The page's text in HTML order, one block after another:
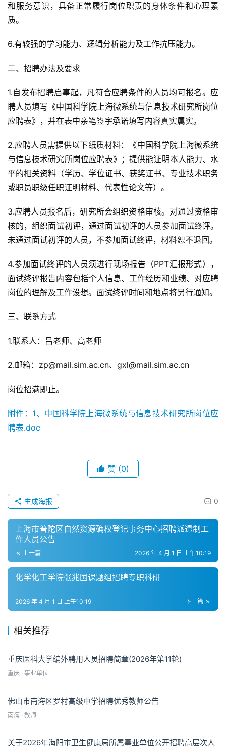
和服务意识，具备正常履行岗位职责的身体条件和心理素
质。
6.有较强的学习能力、逻辑分析能力及工作抗压能力。
二、招聘办法及要求
1.自发布招聘启事起，凡符合应聘条件的人员均可报名。应
聘人员填写《中国科学院上海微系统与信息技术研究所岗位
应聘表》，并在表中亲笔签字承诺填写内容真实属实。
2.应聘人员需提供以下纸质材料：《中国科学院上海微系统
与信息技术研究所岗位应聘表》；提供能证明本人能力、水
平的相关资料（学历、学位证书、获奖证书、专业技术职务
或职员职级任职证明材料、代表性论文等）。
3.应聘人员报名后，研究所会组织资格审核。对通过资格审
核的，组织面试初评，通过面试初评的人员参加面试终评。
未通过面试初评的人员，不参加面试终评，材料恕不退回。
4.参加面试终评的人员须进行现场报告（PPT汇报形式），
面试终评报告内容包括个人信息、工作经历和业绩、对应聘
岗位的理解及工作设想。面试终评时间和地点将另行通知。
三、联系方式
1.联系人：吕老师、高老师
2.邮箱：zp@mail.sim.ac.cn、gxl@mail.sim.ac.cn
岗位招满即止。
附件：1、中国科学院上海微系统与信息技术研究所岗位应
聘表.doc
赞 (0)
0
生成海报
上海市普陀区自然资源确权登记事务中心招聘派遣制工
作人员公告
上一篇 2026 年 4 月 1 日 上午10:19
化学化工学院张兆国课题组招聘专职科研
下一篇
2026 年 4 月 1 日 上午10:19
相关推荐
重庆医科大学编外聘用人员招聘简章(2026年第11轮)
重庆 · 事业单位
佛山市南海区罗村高级中学招聘优秀教师公告
南海 · 教师
关于2026年海阳市卫生健康局所属事业单位公开招聘高层次人